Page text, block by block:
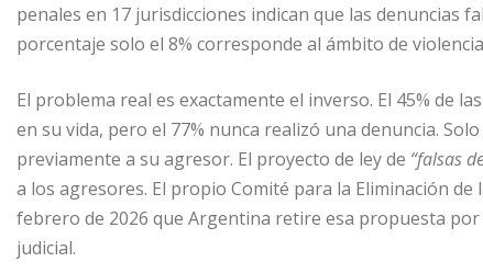
penales en 17 jurisdicciones indican que las denuncias
porcentaje solo el 8% corresponde al ámbito de
El problema real es exactamente el inverso. El 45% de
en su vida, pero el 77% nunca realizó una denuncia.
previamente a su agresor. El proyecto de ley de “falsas
a los agresores. El propio Comité para la Eliminación
febrero de 2026 que Argentina retire esa propuesta
judicial.